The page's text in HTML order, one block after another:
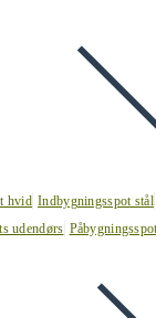
hvid Indbygningsspot stål
udendørs